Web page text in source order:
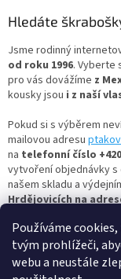
Používáme
tvým prohlížeči,
webu a neustále
Hledáte
Jsme rodinný
od roku 1996. Vyberte
pro vás dovážíme z
kousky jsou i z naší
Pokud si s výběrem
mailovou adresu
na telefonní číslo +420
vytvoření objednávky
našem skladu a
Hrdějovicích na
Nejbohatší člověk je
tak si vyberte masku
Ptakoviny-cb.cz –